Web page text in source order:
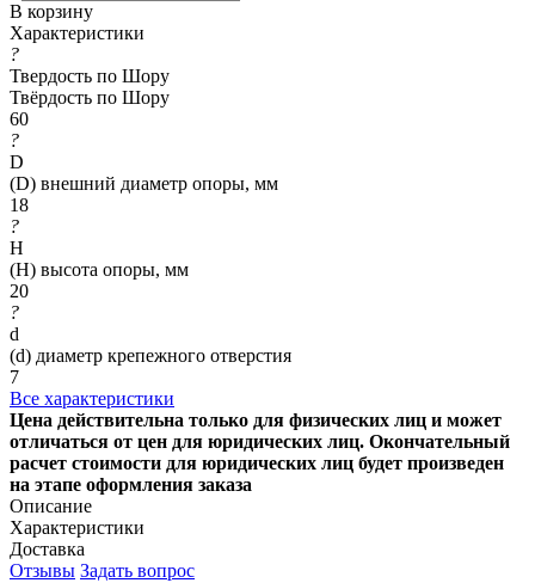
В корзину
Характеристики
?
Твердость по Шору
Твёрдость по Шору
60
?
D
(D) внешний диаметр опоры, мм
18
?
H
(H) высота опоры, мм
20
?
d
(d) диаметр крепежного отверстия
7
Все характеристики
Цена действительна только для физических лиц и может
отличаться от цен для юридических лиц. Окончательный
расчет стоимости для юридических лиц будет произведен
на этапе оформления заказа
Описание
Характеристики
Доставка
Отзывы Задать вопрос